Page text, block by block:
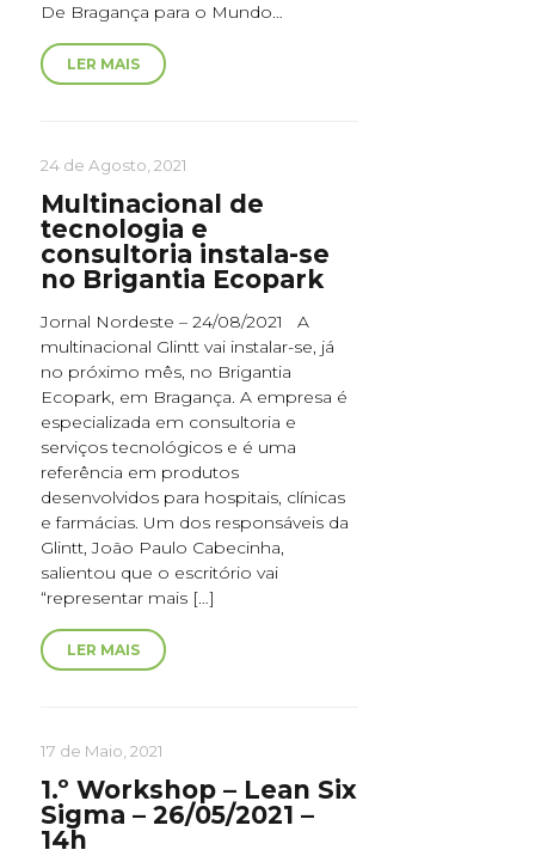
De Bragança para o Mundo…
LER MAIS
24 de Agosto, 2021
Multinacional de
tecnologia e
consultoria instala-se
no Brigantia Ecopark
Jornal Nordeste – 24/08/2021 A
multinacional Glintt vai instalar-se, já
no próximo mês, no Brigantia
Ecopark, em Bragança. A empresa é
especializada em consultoria e
serviços tecnológicos e é uma
referência em produtos
desenvolvidos para hospitais, clínicas
e farmácias. Um dos responsáveis da
Glintt, João Paulo Cabecinha,
salientou que o escritório vai
“representar mais […]
LER MAIS
17 de Maio, 2021
1.º Workshop – Lean Six
Sigma – 26/05/2021 –
14h